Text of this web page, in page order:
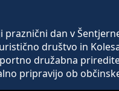
praznični dan v
društvo in
družabna
pripravijo ob